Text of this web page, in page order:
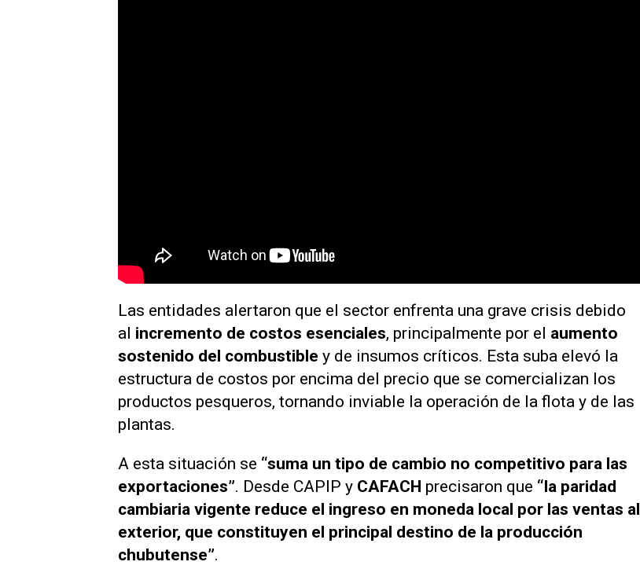
Las entidades alertaron que el sector enfrenta una grave crisis debido
al incremento de costos esenciales, principalmente por el aumento
sostenido del combustible y de insumos críticos. Esta suba elevó la
estructura de costos por encima del precio que se comercializan los
productos pesqueros, tornando inviable la operación de la flota y de las
plantas.
A esta situación se “suma un tipo de cambio no competitivo para las
exportaciones”. Desde CAPIP y CAFACH precisaron que “la paridad
cambiaria vigente reduce el ingreso en moneda local por las ventas al
exterior, que constituyen el principal destino de la producción
chubutense”.